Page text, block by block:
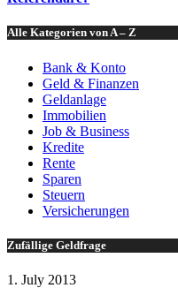
Alle Kategorien von A – Z
Bank & Konto
Geld & Finanzen
Geldanlage
Immobilien
Job & Business
Kredite
Rente
Sparen
Steuern
Versicherungen
Zufällige Geldfrage
1. July 2013